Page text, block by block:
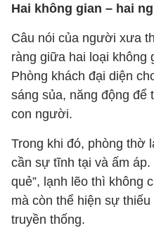
Hai không gian – hai
Câu nói của người xưa
ràng giữa hai loại không
Phòng khách đại diện
sáng sủa, năng động để
con người.
Trong khi đó, phòng thờ
cần sự tĩnh tại và ấm áp.
quẻ”, lạnh lẽo thì không
mà còn thể hiện sự
truyền thống.